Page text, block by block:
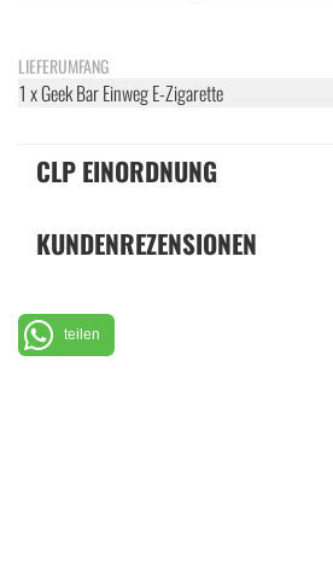
LIEFERUMFANG
1 x Geek Bar Einweg E-Zigarette
CLP EINORDNUNG
KUNDENREZENSIONEN
teilen